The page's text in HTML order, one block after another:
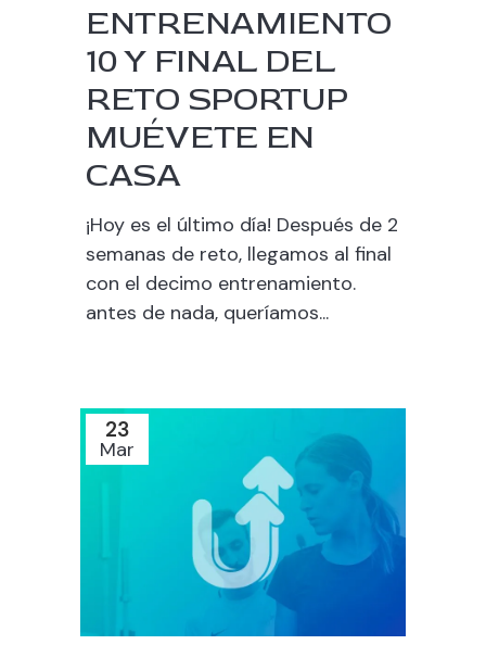
ENTRENAMIENTO
10 Y FINAL DEL
RETO SPORTUP
MUÉVETE EN
CASA
¡Hoy es el último día! Después de 2
semanas de reto, llegamos al final
con el decimo entrenamiento.
antes de nada, queríamos...
23
Mar